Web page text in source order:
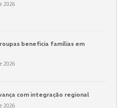
2026
beneficia famílias em
2026
com integração regional
2026